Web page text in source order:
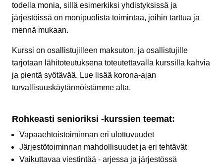
todella monia, sillä esimerkiksi yhdistyksissä ja
järjestöissä on monipuolista toimintaa, joihin tarttua ja
mennä mukaan.
Kurssi on osallistujilleen maksuton, ja osallistujille
tarjotaan lähitoteutuksena toteutettavalla kurssilla kahvia
ja pientä syötävää. Lue lisää korona-ajan
turvallisuuskäytännöistämme alta.
Rohkeasti senioriksi -kurssien teemat:
Vapaaehtoistoiminnan eri ulottuvuudet
Järjestötoiminnan mahdollisuudet ja eri tehtävät
Vaikuttavaa viestintää - arjessa ja järjestössä